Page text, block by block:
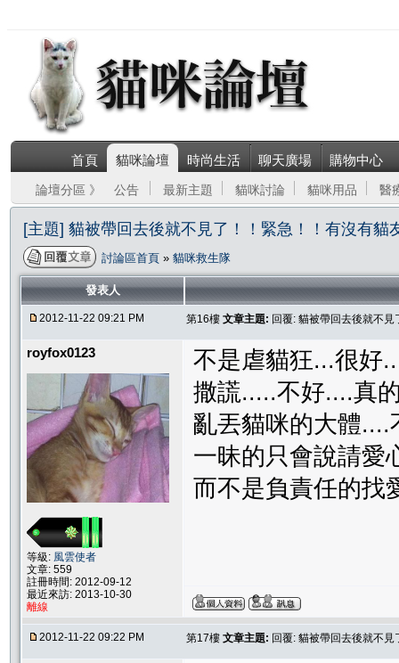
首頁 貓咪論壇 時尚生活 聊天廣場 購物中心
論壇分區 》 公告 最新主題 貓咪討論 貓咪用品 醫
[主題] 貓被帶回去後就不見了！！緊急！！有沒有貓
討論區首頁 » 貓咪救生隊
發表人
2012-11-22 09:21 PM 第16樓 文章主題: 回覆: 貓被帶回去後就不
royfox0123
等級: 風雲使者
文章: 559
註冊時間: 2012-09-12
最近來訪: 2013-10-30
離線
不是虐貓狂...很好
撒謊.....不好....真
亂丟貓咪的大體....
一昧的只會說請愛
而不是負責任的找
2012-11-22 09:22 PM 第17樓 文章主題: 回覆: 貓被帶回去後就不